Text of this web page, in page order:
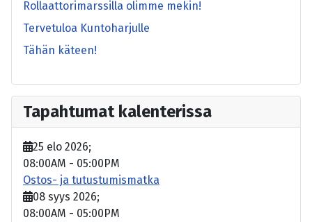
Rollaattorimarssilla olimme mekin!
Tervetuloa Kuntoharjulle
Tähän käteen!
Tapahtumat kalenterissa
25 elo 2026;
08:00AM - 05:00PM
Ostos- ja tutustumismatka
08 syys 2026;
08:00AM - 05:00PM